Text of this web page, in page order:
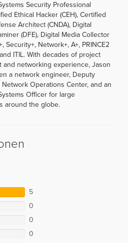
Security Professional
Ethical Hacker (CEH), Certified
Architect (CNDA), Digital
(DFE), Digital Media Collector
Security+, Network+, A+, PRINCE2
ITIL. With decades of project
and networking experience, Jason
a network engineer, Deputy
Operations Center, and an
Officer for large
around the globe.
5
0
0
0